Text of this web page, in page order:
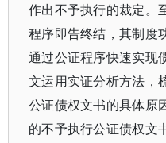
作出不予执行的裁定。
程序即告终结，其制度
通过公证程序快速实现
文运用实证分析方法，
公证债权文书的具体原
的不予执行公证债权文